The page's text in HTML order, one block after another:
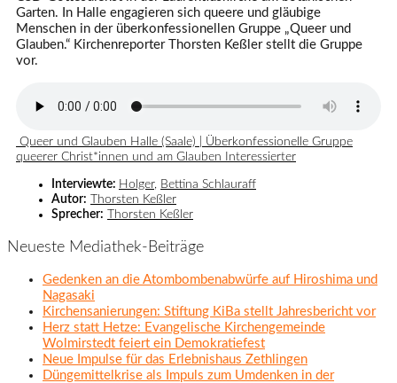
Garten. In Halle engagieren sich queere und gläubige
Menschen in der überkonfessionellen Gruppe „Queer und
Glauben.“ Kirchenreporter Thorsten Keßler stellt die Gruppe
vor.
Queer und Glauben Halle (Saale) | Überkonfessionelle Gruppe
queerer Christ*innen und am Glauben Interessierter
Interviewte: Holger, Bettina Schlauraff
Autor: Thorsten Keßler
Sprecher: Thorsten Keßler
Neueste Mediathek-Beiträge
Gedenken an die Atombombenabwürfe auf Hiroshima und
Nagasaki
Kirchensanierungen: Stiftung KiBa stellt Jahresbericht vor
Herz statt Hetze: Evangelische Kirchengemeinde
Wolmirstedt feiert ein Demokratiefest
Neue Impulse für das Erlebnishaus Zethlingen
Düngemittelkrise als Impuls zum Umdenken in der